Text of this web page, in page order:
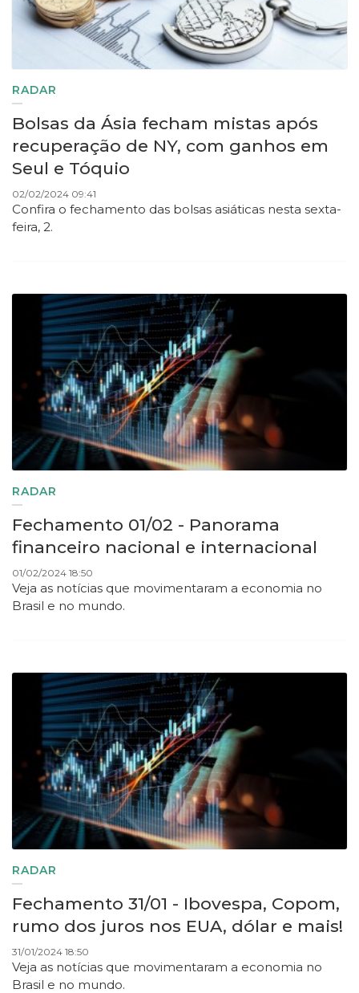
RADAR
Bolsas da Ásia fecham mistas após
recuperação de NY, com ganhos em
Seul e Tóquio
02/02/2024 09:41
Confira o fechamento das bolsas asiáticas nesta sexta-
feira, 2.
RADAR
Fechamento 01/02 - Panorama
financeiro nacional e internacional
01/02/2024 18:50
Veja as notícias que movimentaram a economia no
Brasil e no mundo.
RADAR
Fechamento 31/01 - Ibovespa, Copom,
rumo dos juros nos EUA, dólar e mais!
31/01/2024 18:50
Veja as notícias que movimentaram a economia no
Brasil e no mundo.